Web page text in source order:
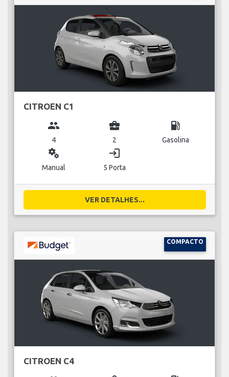
CITROEN C1
group
4
business_center
2
local_gas_station
Gasolina
miscellaneous_services
Manual
login
5 Porta
VER DETALHES...
COMPACTO
CITROEN C4